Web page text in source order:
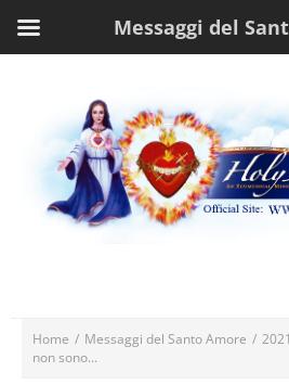
Home / Messaggi del Santo Amore /
non sono...
Messaggi del